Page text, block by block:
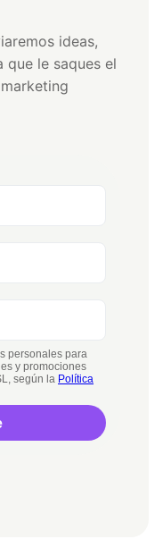
ideas,
que le saques el